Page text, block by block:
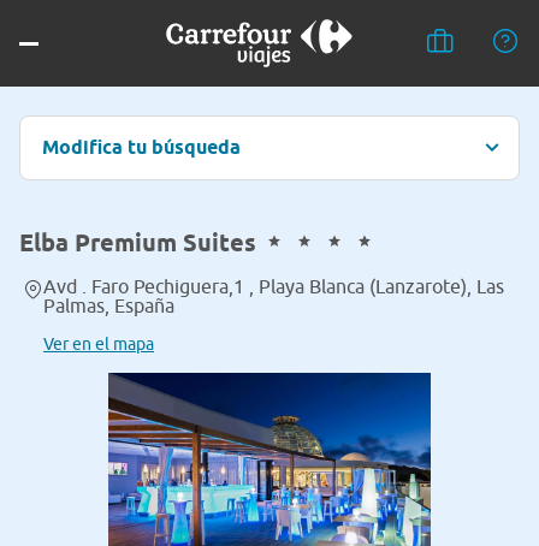
Modifica tu búsqueda
Elba Premium Suites
Avd . Faro Pechiguera,1 , Playa Blanca (Lanzarote), Las
Palmas, España
Ver en el mapa